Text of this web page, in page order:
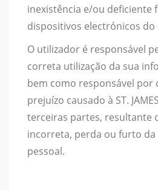
inexistência e/ou deficiente
dispositivos electrónicos do
O utilizador é responsável
correta utilização da sua
bem como responsável por
prejuízo causado à ST.
terceiras partes, resultante
incorreta, perda ou furto
pessoal.